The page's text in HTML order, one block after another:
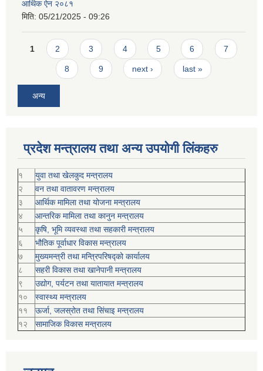
आर्थिक ऐन २०८१
मिति: 05/21/2025 - 09:26
Pages
1 2 3 4 5 6 7
8 9 next › last »
अन्य
प्रदेश मन्त्रालय तथा अन्य उपयोगी लिंकहरु
१
युवा तथा खेलकुद मन्त्रालय
२
वन तथा वातावरण मन्त्रालय
३
आर्थिक मामिला तथा योजना मन्त्रालय
४
आन्तरिक मामिला तथा कानुन मन्त्रालय
५
कृषि, भूमि व्यवस्था तथा सहकारी मन्त्रालय
६
भौतिक पूर्वाधार विकास मन्त्रालय
७
मुख्यमन्त्री तथा मन्त्रिपरिषद्को कार्यालय
८
सहरी विकास तथा खानेपानी मन्त्रालय
९
उद्योग, पर्यटन तथा यातायात मन्त्रालय
१०
स्वास्थ्य मन्त्रालय
११
ऊर्जा, जलस्रोत तथा सिंचाइ मन्त्रालय
१२
सामाजिक विकास मन्‍‍त्रालय